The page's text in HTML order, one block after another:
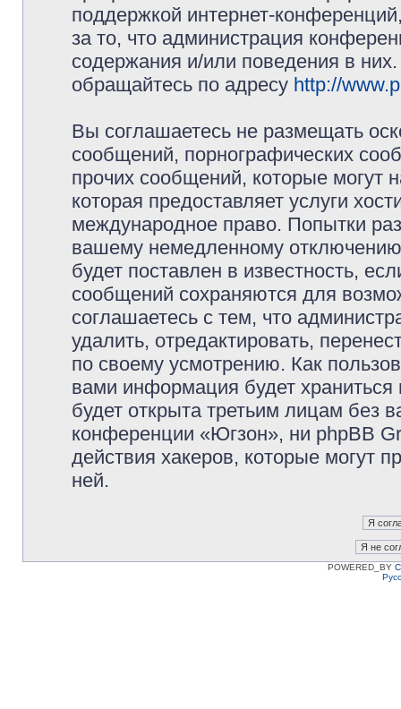
поддержкой интернет-
за то, что администрация
содержания и/или поведения в
обращайтесь по адресу http://
Вы соглашаетесь не размещать
сообщений, порнографических
прочих сообщений, которые могут
которая предоставляет услуги
международное право. Попытки
вашему немедленному
будет поставлен в известность,
сообщений сохраняются для
соглашаетесь с тем, что
удалить, отредактировать,
по своему усмотрению. Как
вами информация будет
будет открыта третьим лицам без
конференции «Югзон», ни phpBB
действия хакеров, которые могут
ней.
POWERED_BY